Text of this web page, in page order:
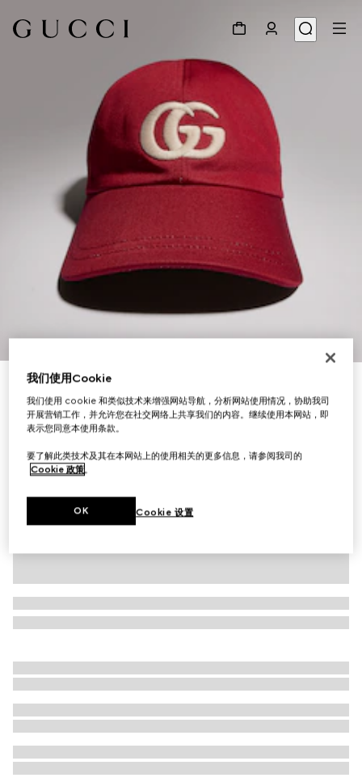
儿童棉质棒球帽
£260
相关款式红色桑蚕丝
我们使用Cookie
我们使用 cookie 和类似技术来增强网站导航，分析网站使用情况，协助我司
开展营销工作，并允许您在社交网络上共享我们的内容。继续使用本网站，即
表示您同意本使用条款。
要了解此类技术及其在本网站上的使用相关的更多信息，请参阅我司的
Cookie 政策。
Cookie 设置
OK